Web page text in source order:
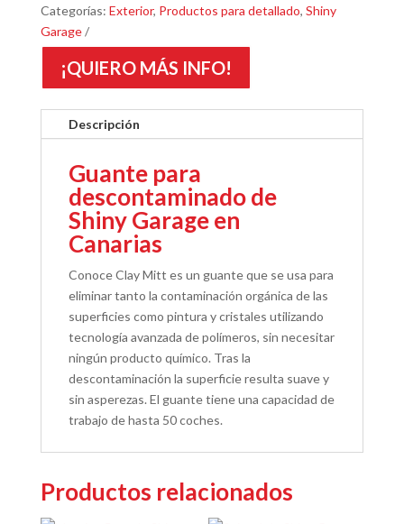
Categorías: Exterior, Productos para detallado, Shiny
Garage
¡QUIERO MÁS INFO!
Descripción
Guante para
descontaminado de
Shiny Garage en
Canarias
Conoce Clay Mitt es un guante que se usa para
eliminar tanto la contaminación orgánica de las
superficies como pintura y cristales utilizando
tecnología avanzada de polímeros, sin necesitar
ningún producto químico. Tras la
descontaminación la superficie resulta suave y
sin asperezas. El guante tiene una capacidad de
trabajo de hasta 50 coches.
Productos relacionados